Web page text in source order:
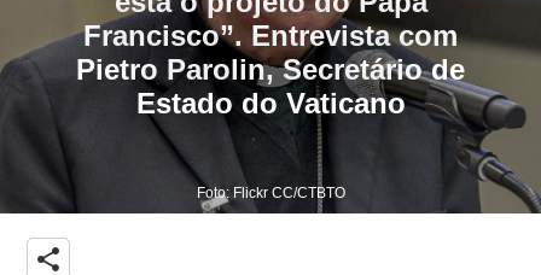
Francisco”. Entrevista com
Pietro Parolin, Secretário de
Estado do Vaticano
Foto: Flickr CC/CTBTO
share